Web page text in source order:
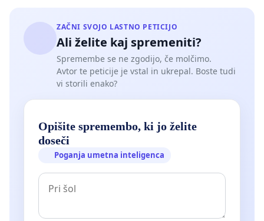
ZAČNI SVOJO LASTNO PETICIJO
Ali želite kaj spremeniti?
Spremembe se ne zgodijo, če molčimo.
Avtor te peticije je vstal in ukrepal. Boste tudi
vi storili enako?
Opišite spremembo, ki jo želite
doseči
Poganja umetna inteligenca